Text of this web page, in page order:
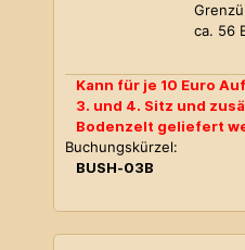
ca. 56
Kann für je 10 Euro
3. und 4. Sitz und
Bodenzelt geliefert
Buchungskürzel:
BUSH-03B